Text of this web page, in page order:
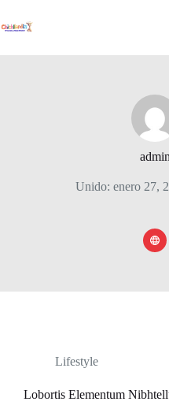
contenido
admin
Unido: enero 27,
Lifestyle
Lobortis Elementum